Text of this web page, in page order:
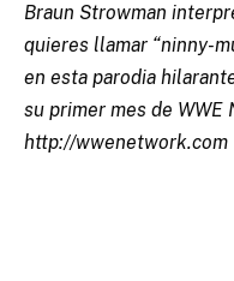
Braun Strowman
quieres llamar “ninny-
en esta parodia
su primer mes de WWE
http://wwenetwork.com